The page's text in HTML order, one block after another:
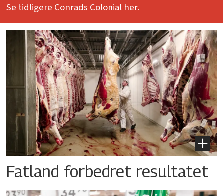
Se tidligere Conrads Colonial her.
Fatland forbedret resultatet